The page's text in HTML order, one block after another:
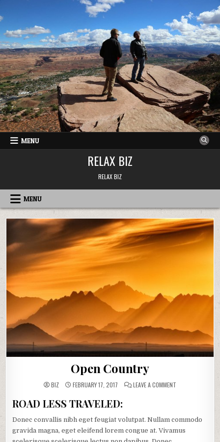
to
content
MENU
RELAX BIZ
RELAX BIZ
MENU
Open Country
BIZ FEBRUARY 17, 2017 LEAVE A COMMENT
ROAD LESS TRAVELED:
Donec convallis nibh eget feugiat volutpat. Nullam commodo
gravida magna, eget eleifend lorem congue at. Vivamus